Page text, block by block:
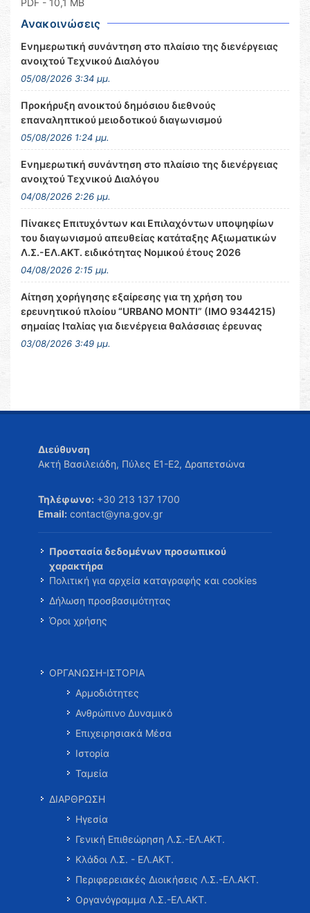
PDF - 10,1 MB
Ανακοινώσεις
Ενημερωτική συνάντηση στο πλαίσιο της διενέργειας
ανοιχτού Τεχνικού Διαλόγου
05/08/2026 3:34 μμ.
Προκήρυξη ανοικτού δημόσιου διεθνούς
επαναληπτικού μειοδοτικού διαγωνισμού
05/08/2026 1:24 μμ.
Ενημερωτική συνάντηση στο πλαίσιο της διενέργειας
ανοιχτού Τεχνικού Διαλόγου
04/08/2026 2:26 μμ.
Πίνακες Επιτυχόντων και Επιλαχόντων υποψηφίων
του διαγωνισμού απευθείας κατάταξης Αξιωματικών
Λ.Σ.-ΕΛ.ΑΚΤ. ειδικότητας Νομικού έτους 2026
04/08/2026 2:15 μμ.
Αίτηση χορήγησης εξαίρεσης για τη χρήση του
ερευνητικού πλοίου “URBANO MONTI” (IMO 9344215)
σημαίας Ιταλίας για διενέργεια θαλάσσιας έρευνας
03/08/2026 3:49 μμ.
Διεύθυνση
Ακτή Βασιλειάδη, Πύλες Ε1-Ε2, Δραπετσώνα
Τηλέφωνο: +30 213 137 1700
Email: contact@yna.gov.gr
Προστασία δεδομένων προσωπικού
χαρακτήρα
Πολιτική για αρχεία καταγραφής και cookies
Δήλωση προσβασιμότητας
Όροι χρήσης
ΟΡΓΑΝΩΣΗ-ΙΣΤΟΡΙΑ
Αρμοδιότητες
Ανθρώπινο Δυναμικό
Επιχειρησιακά Μέσα
Ιστορία
Ταμεία
ΔΙΑΡΘΡΩΣΗ
Ηγεσία
Γενική Επιθεώρηση Λ.Σ.-ΕΛ.ΑΚΤ.
Κλάδοι Λ.Σ. - ΕΛ.ΑΚΤ.
Περιφερειακές Διοικήσεις Λ.Σ.-ΕΛ.ΑΚΤ.
Οργανόγραμμα Λ.Σ.-ΕΛ.ΑΚΤ.